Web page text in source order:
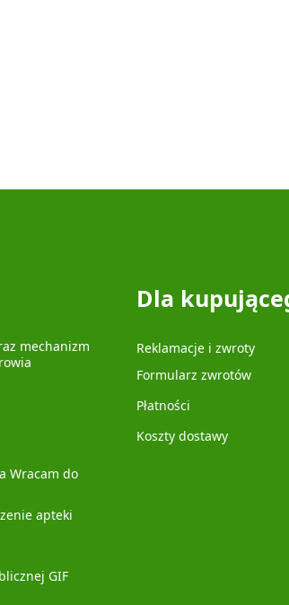
mechanizm
Wracam do
apteki
GIF
Dla
Reklamacje i zwroty
Formularz zwrotów
Płatności
Koszty dostawy